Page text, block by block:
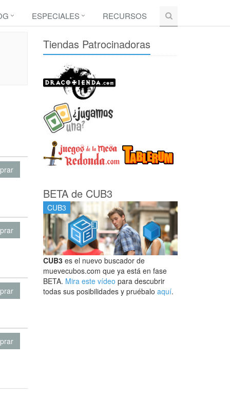
ESPECIALES RECURSOS
Tiendas Patrocinadoras
BETA de CUB3
CUB3
CUB3es el nuevo buscador de
muevecubos.com que ya está en fase
BETA. Mira este vídeo para descubrir
todas sus posibilidades y pruébalo aquí.